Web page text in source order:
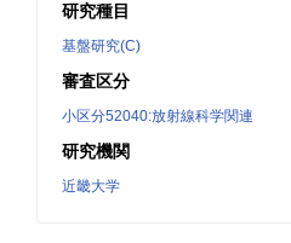
研究種目
基盤研究(C)
審査区分
小区分52040:放射線科学関連
研究機関
近畿大学